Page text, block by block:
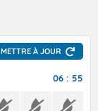
METTRE À JOUR
06 : 55